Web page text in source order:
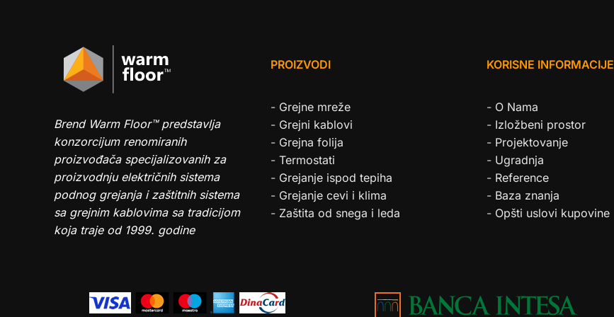
Brend Warm Floor™ predstavlja
konzorcijum renomiranih
proizvođača specijalizovanih za
proizvodnju električnih sistema
podnog grejanja i zaštitnih sistema
sa grejnim kablovima sa tradicijom
koja traje od 1999. godine
PROIZVODI
- Grejne mreže
- Grejni kablovi
- Grejna folija
- Termostati
- Grejanje ispod tepiha
- Grejanje cevi i klima
- Zaštita od snega i leda
KORISNE INFORMACIJE
- O Nama
- Izložbeni prostor
- Projektovanje
- Ugradnja
- Reference
- Baza znanja
- Opšti uslovi kupovine